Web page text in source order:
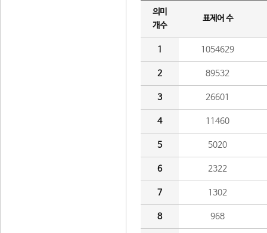
의미
개수
표제어 수
1 1054629
2 89532
3 26601
4 11460
5 5020
6 2322
7 1302
8 968